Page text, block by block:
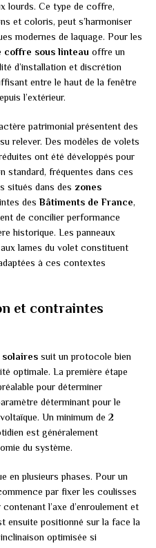
lourds. Ce type de coffre,
et coloris, peut s’harmoniser
modernes de laquage. Pour les
coffre sous linteau offre un
d’installation et discrétion
entre le haut de la fenêtre
l’extérieur.
patrimonial présentent des
relever. Des modèles de volets
ont été développés pour
standard, fréquentes dans ces
situés dans des zones
desBâtiments de France,
de concilier performance
historique. Les panneaux
lames du volet constituent
à ces contextes
et contraintes
suit un protocole bien
optimale. La première étape
pour déterminer
déterminant pour le
Un minimum de 2
est généralement
du système.
en plusieurs phases. Pour un
par fixer les coulisses
l’axe d’enroulement et
ensuite positionné sur la face la
optimisée si